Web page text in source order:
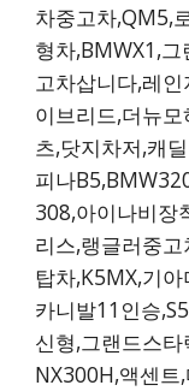
차중고차,QM5,
형차,BMWX1,
고차삽니다,레
이브리드,더뉴
츠,닷지차저,캐
피나
308,아이나비장
리스,랭글러중
탑차,K5MX,기
카니발11인승
신형,그랜드스
NX300H,액센트